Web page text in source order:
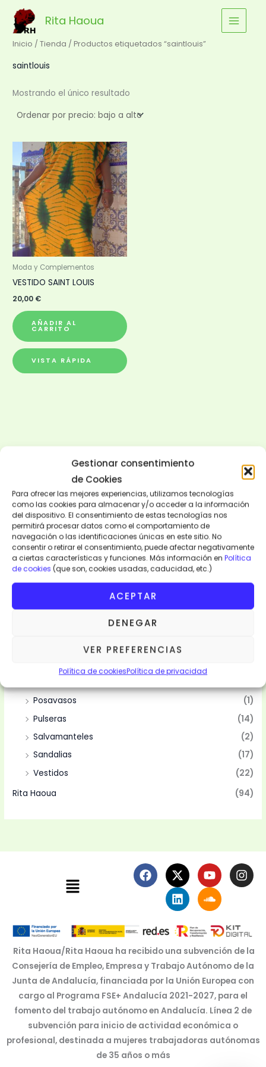
Gestionar consentimiento
de Cookies
Para ofrecer las mejores experiencias, utilizamos tecnologías
como las cookies para almacenar y/o acceder a la información
del dispositivo. El consentimiento de estas tecnologías nos
permitirá procesar datos como el comportamiento de
navegación o las identificaciones únicas en este sitio. No
consentir o retirar el consentimiento, puede afectar negativamente
a ciertas características y funciones. Más información en Política
de cookies (que son, cookies usadas, caducidad, etc.)
ACEPTAR
DENEGAR
VER PREFERENCIAS
Política de cookiesPolítica de privacidad
contenido
Rita Haoua
Categorias
Moda y Complementos
Bolsas
(10)
Posavasos
(1)
Pulseras
(14)
Salvamanteles
(2)
Sandalias
(17)
Vestidos
(22)
Rita Haoua
(94)
Inicio /Tienda / Productos etiquetados “saintlouis”
saintlouis
Mostrando el único resultado
Moda y Complementos
VESTIDO SAINT LOUIS
20,00 €
AÑADIR AL
CARRITO
VISTA RÁPIDA
Menú
F
a
c
o
o
k
X
-
t
w
i
t
t
e
r
Y
o
u
t
u
b
e
I
n
s
g
r
a
m
L
i
n
k
e
d
i
n
S
o
u
n
d
c
o
u
d
Rita Haoua/Rita Haoua ha recibido una subvención de la
Consejería de Empleo, Empresa y Trabajo Autónomo de la
Junta de Andalucía, financiada por la Unión Europea con
cargo al Programa FSE+ Andalucía 2021-2027, para el
fomento del trabajo autónomo en Andalucía. Línea 2 de
subvención para inicio de actividad económica o
profesional, destinada a mujeres trabajadoras autónomas
de 35 años o más